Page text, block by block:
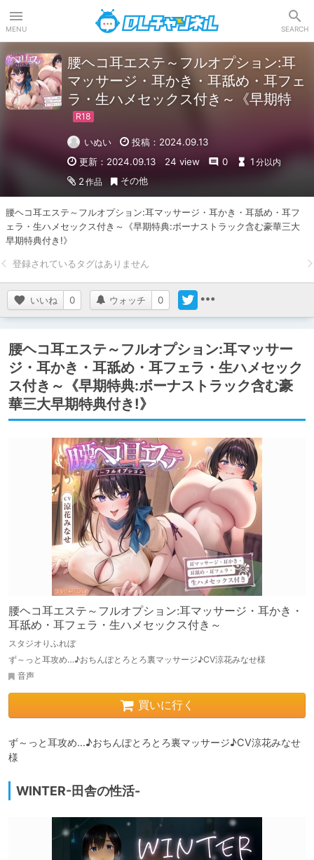
MENU SEARCH
腰ヘコ耳エステ～フルオプション:耳
マッサージ・耳かき・耳舐め・耳フェ
ラ・生ハメセックス付き～《早期特
いぬい
投稿：2024.09.13
更新：2024.09.13
24 view 0 1 分以内
2 作品 その他
腰ヘコ耳エステ～フルオプション:耳マッサージ・耳かき・耳舐め・耳フ
ェラ・生ハメセックス付き～《早期特典:ボーナストラック含む豪華三大
早期特典付き!》
いいね 0 ウォッチ 0
腰ヘコ耳エステ～フルオプション:耳マッサー
ジ・耳かき・耳舐め・耳フェラ・生ハメセック
ス付き～《早期特典:ボーナストラック含む豪
華三大早期特典付き!》
腰ヘコ耳エステ～フルオプション:耳マッサージ・耳かき・
耳舐め・耳フェラ・生ハメセックス付き～
スタジオりふれぼ
ず～っと耳攻め…♪おちんぽとろとろ裏マッサージ♪CV涼花みなせ様
音声
買いに行く
ず～っと耳攻め…♪おちんぽとろとろ裏マッサージ♪CV涼花みなせ
様
WINTER-田舎の性活-